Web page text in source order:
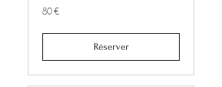
80
euros
80 €
Réserver